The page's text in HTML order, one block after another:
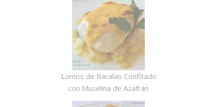
Lomos de Bacalao Confitado
con Muselina de Azafrán